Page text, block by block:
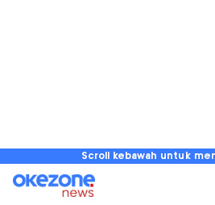
Scroll kebawah untuk